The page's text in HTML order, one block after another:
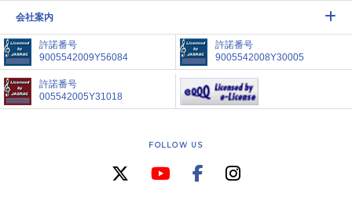
会社案内
許諾番号
9005542009Y56084
許諾番号
9005542008Y30005
許諾番号
005542005Y31018
FOLLOW US